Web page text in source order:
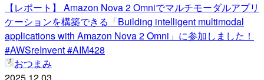
【レポート】 Amazon Nova 2 Omniでマルチモーダルアプリ
ケーションを構築できる「Building intelligent multimodal
applications with Amazon Nova 2 Omni」に参加しました！
#AWSreInvent #AIM428
おつまみ